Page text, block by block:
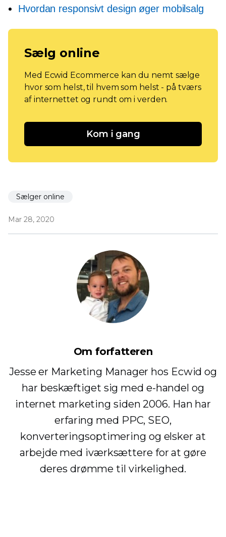
Hvordan responsivt design øger mobilsalg
Sælg online
Med Ecwid Ecommerce kan du nemt sælge
hvor som helst, til hvem som helst - på tværs
af internettet og rundt om i verden.
Kom i gang
Sælger online
Mar 28, 2020
Om forfatteren
Jesse er Marketing Manager hos Ecwid og
har beskæftiget sig med e-handel og
internet marketing siden 2006. Han har
erfaring med PPC, SEO,
konverteringsoptimering og elsker at
arbejde med iværksættere for at gøre
deres drømme til virkelighed.